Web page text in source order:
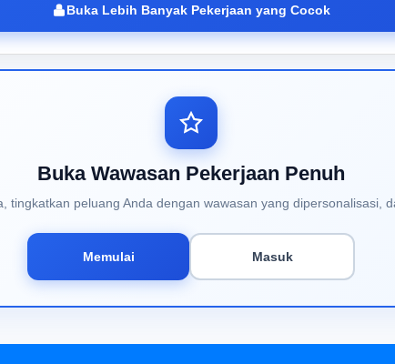
Buka Lebih Banyak Pekerjaan yang Cocok
Buka Wawasan Pekerjaan Penuh
tingkatkan peluang Anda dengan wawasan yang dipersonalisasi,
Memulai Masuk